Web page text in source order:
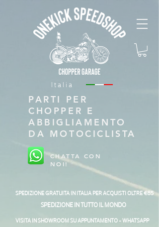
Italia
PARTI PER
CHOPPER E
ABBIGLIAMENTO
DA MOTOCICLISTA
CHATTA CON
NOI!
SPEDIZIONE GRATUITA IN ITALIA PER ACQUISTI OLTRE €85
SPEDIZIONE IN TUTTO IL MONDO
VISITA IN SHOWROOM SU APPUNTAMENTO - WHATSAPP